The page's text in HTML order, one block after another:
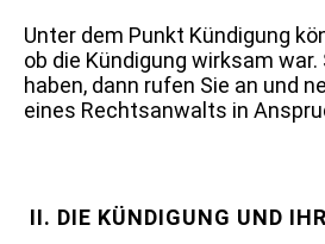
Unter dem Punkt Kündigung
ob die Kündigung wirksam war.
haben, dann rufen Sie an und
eines Rechtsanwalts in
II. DIE KÜNDIGUNG UND